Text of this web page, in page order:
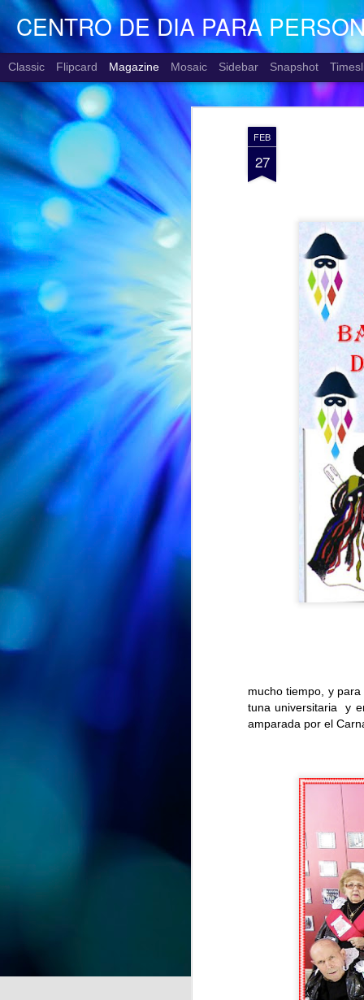
FEB
27
La
mucho tiempo, y
tuna universitaria y
amparada por el
CENTRO DE DIA PARA
Classic Flipcard Magazine Mosaic Sidebar Snapshot
En el Centro de Día seguimos de
compartiendo con ella una jornada
llena de cariño, sonrisas y buenos
compañeras, compañeros y el
equipo de profesionales, Nieves
felicitaciones de todos en un día
A